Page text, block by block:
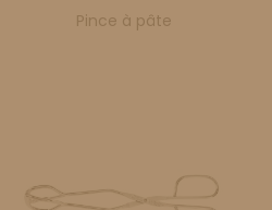
Pince à pâte